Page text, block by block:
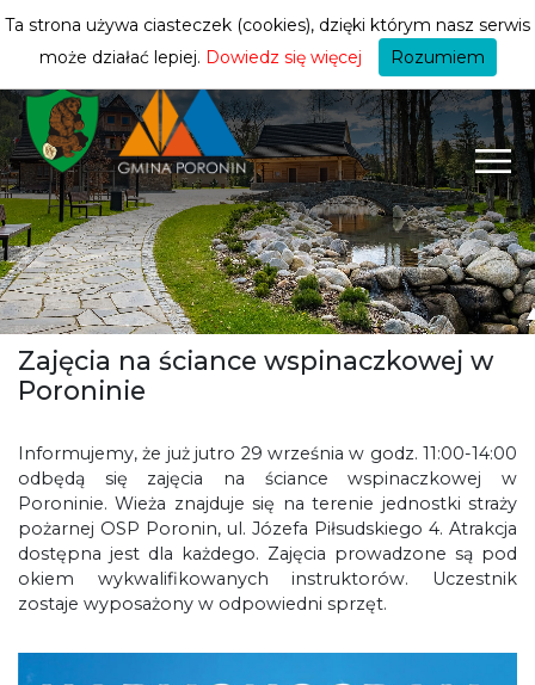
turysty
Zajęcia na ściance wspinaczkowej w
Poroninie
Informujemy, że już jutro 29 września w godz. 11:00-14:00
odbędą się zajęcia na ściance wspinaczkowej w
Poroninie. Wieża znajduje się na terenie jednostki straży
pożarnej OSP Poronin, ul. Józefa Piłsudskiego 4. Atrakcja
dostępna jest dla każdego. Zajęcia prowadzone są pod
okiem wykwalifikowanych instruktorów. Uczestnik
zostaje wyposażony w odpowiedni sprzęt.
Ta strona używa ciasteczek (cookies), dzięki którym nasz serwis
może działać lepiej. Dowiedz się więcej Rozumiem